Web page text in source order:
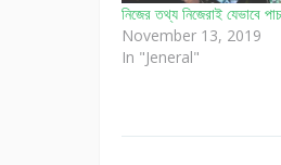
নিজের তথ্য নিজেরাই যেভাবে
November 13, 2019
In "Jeneral"